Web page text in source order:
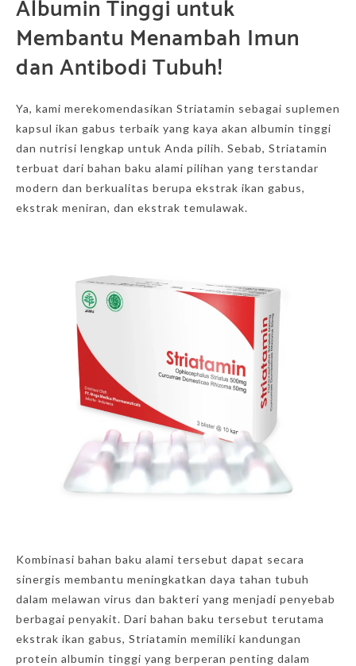
Albumin Tinggi untuk
Membantu Menambah Imun
dan Antibodi Tubuh!
Ya, kami merekomendasikan Striatamin sebagai suplemen
kapsul ikan gabus terbaik yang kaya akan albumin tinggi
dan nutrisi lengkap untuk Anda pilih. Sebab, Striatamin
terbuat dari bahan baku alami pilihan yang terstandar
modern dan berkualitas berupa ekstrak ikan gabus,
ekstrak meniran, dan ekstrak temulawak.
Kombinasi bahan baku alami tersebut dapat secara
sinergis membantu meningkatkan daya tahan tubuh
dalam melawan virus dan bakteri yang menjadi penyebab
berbagai penyakit. Dari bahan baku tersebut terutama
ekstrak ikan gabus, Striatamin memiliki kandungan
protein albumin tinggi yang berperan penting dalam